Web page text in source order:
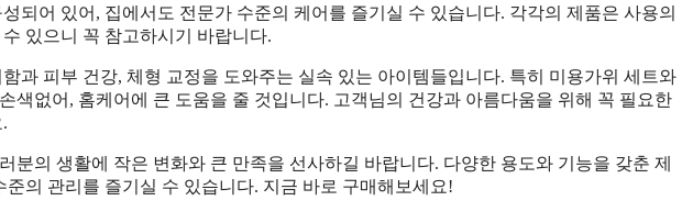
되어 있어, 집에서도 전문가 수준의 케어를 즐기실 수 있습니다. 각각의 제품은 사용의
있으니 꼭 참고하시기 바랍니다.
과 피부 건강, 체형 교정을 도와주는 실속 있는 아이템들입니다. 특히 미용가위 세트와
색없어, 홈케어에 큰 도움을 줄 것입니다. 고객님의 건강과 아름다움을 위해 꼭 필요한
분의 생활에 작은 변화와 큰 만족을 선사하길 바랍니다. 다양한 용도와 기능을 갖춘 제
의 관리를 즐기실 수 있습니다. 지금 바로 구매해보세요!